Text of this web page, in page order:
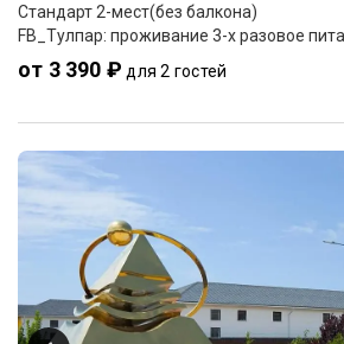
Стандарт 2-мест(без балкона)
FB_Тулпар: проживание 3-х разовое
от 3 390 ₽ для 2 гостей